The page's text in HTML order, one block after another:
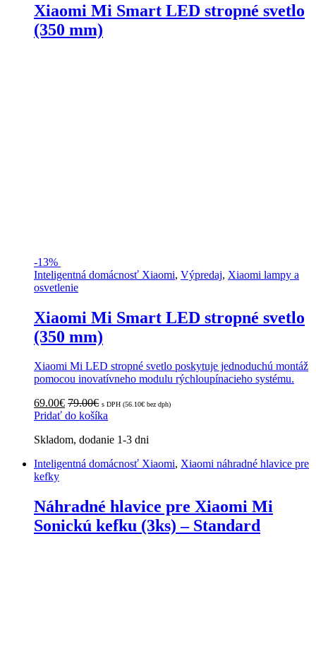
Xiaomi Mi Smart LED stropné svetlo
(350 mm)
-13%
Inteligentná domácnosť Xiaomi, Výpredaj, Xiaomi lampy a
osvetlenie
Xiaomi Mi Smart LED stropné svetlo
(350 mm)
Xiaomi Mi LED stropné svetlo poskytuje jednoduchú montáž
pomocou inovatívneho modulu rýchloupínacieho systému.
69.00€ 79.00€ s DPH (56.10€ bez dph)
Pridať do košíka
Skladom, dodanie 1-3 dni
Inteligentná domácnosť Xiaomi, Xiaomi náhradné hlavice pre
kefky
Náhradné hlavice pre Xiaomi Mi
Sonickú kefku (3ks) – Standard